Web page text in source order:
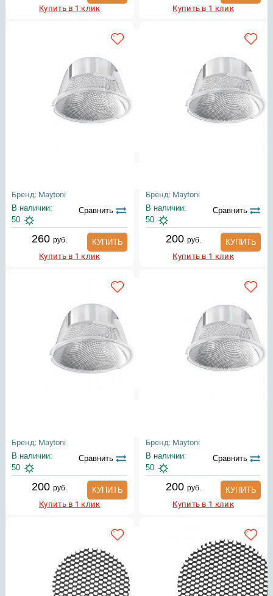
Купить в 1 клик Купить в 1 клик
Бренд: Maytoni
В наличии:
50
Сравнить
260руб.
КУПИТЬ
Купить в 1 клик
Бренд: Maytoni
В наличии:
50
Сравнить
200 руб.
КУПИТЬ
Купить в 1 клик
Бренд: Maytoni
В наличии:
50
Сравнить
200руб.
КУПИТЬ
Купить в 1 клик
Бренд: Maytoni
В наличии:
50
Сравнить
200 руб.
КУПИТЬ
Купить в 1 клик